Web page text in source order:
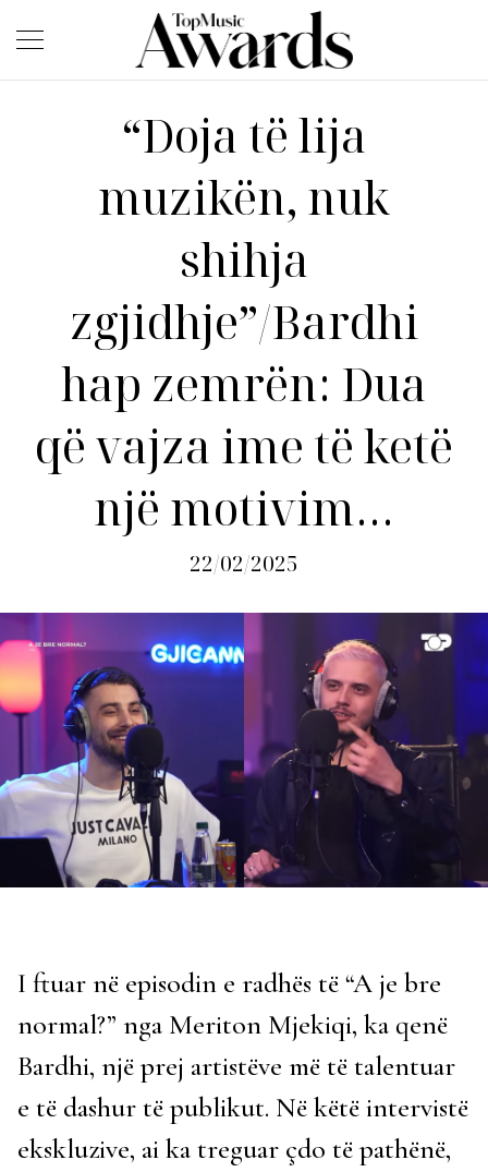
“Doja të lija
muzikën, nuk
shihja
zgjidhje”/Bardhi
hap zemrën: Dua
që vajza ime të ketë
një motivim…
22/02/2025
I ftuar në episodin e radhës të “A je bre
normal?” nga Meriton Mjekiqi, ka qenë
Bardhi, një prej artistëve më të talentuar
e të dashur të publikut. Në këtë intervistë
ekskluzive, ai ka treguar çdo të pathënë,